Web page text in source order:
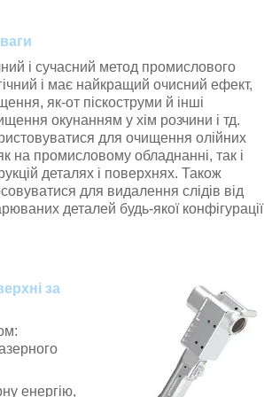
і сучасний метод промислового
і має найкращий очисний ефект,
як-от піскоструми й інші
окунанням у хім розчини і тд.
для очищення олійних
на промисловому обладнанні, так і
деталях і поверхнях. Також
для видалення слідів від
деталей будь-якої конфігурації
за
енергію,